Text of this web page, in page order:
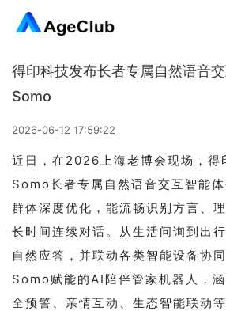
得印科技发布长者专属自然语音
Somo
2026-06-12 17:59:22
近日，在2026上海老博会现场，得
Somo长者专属自然语音交互智能
群体深度优化，能流畅识别方言、
长时间连续对话。从生活问询到出
自然应答，并联动各类智能设备协
Somo赋能的AI陪伴管家机器人，
全预警、亲情互动、生态智能联动